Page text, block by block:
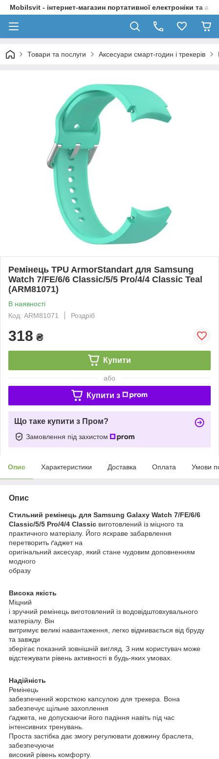
Mobilsvit - інтернет-магазин портативної електроніки та
Товари та послуги Аксесуари смарт-годин і трекерів
Ремінець TPU ArmorStandart для Samsung
Watch 7/FE/6/6 Classic/5/5 Pro/4/4 Classic Teal
(ARM81071)
В наявності
Код: ARM81071
Роздріб
318 ₴
Купити
або
Купити з
Що таке купити з Пром?
Замовлення під захистом
Опис Характеристики Доставка Оплата Умови
Опис
Стильний ремінець для Samsung Galaxy Watch 7/FE/6/6
Classic/5/5 Pro/4/4 Classic виготовлений із міцного та
практичного матеріалу. Його яскраве забарвлення
перетворить ґаджет на
оригінальний аксесуар, який стане чудовим доповненням
модного
образу
Висока якість
Міцний
і зручний ремінець виготовлений із водовідштовхувального
матеріалу. Він
витримує великі навантаження, легко відмивається від бруду
та завжди
зберігає показний зовнішній вигляд. З ним користувач може
відстежувати рівень активності в будь-яких умовах.
Надійність
Ремінець
забезпечений жорсткою капсулою для трекера. Вона
забезпечує щільне захоплення
ґаджета, не допускаючи його падіння навіть під час
інтенсивних тренувань.
Проста застібка дає змогу регулювати довжину браслета,
забезпечуючи
високий рівень комфорту.